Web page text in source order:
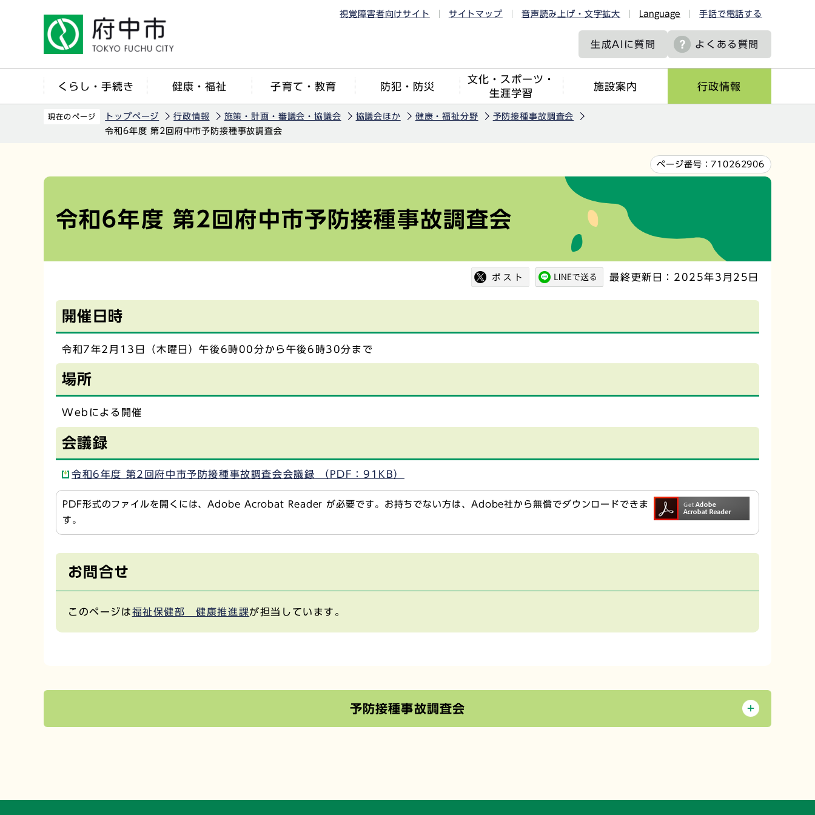
視覚障害者向けサイト サイトマップ 音声読み上げ・文字拡大 Language 手話で電話する
生成AIに質問 よくある質問
くらし・手続き 健康・福祉 子育て・教育 防犯・防災
文化・スポーツ・
生涯学習
施設案内 行政情報
現在のページ トップページ 行政情報 施策・計画・審議会・協議会 協議会ほか 健康・福祉分野
予防接種事故調査会
令和6年度 第2回府中市予防接種事故調査会
ページ番号： 710262906
令和6年度 第2回府中市予防接種事故調査会
最終更新日：2025年3月25日
開催日時
令和7年2月13日（木曜日）午後6時00分から午後6時30分まで
場所
Webによる開催
会議録
令和6年度 第2回府中市予防接種事故調査会会議録 （PDF：91KB）
PDF形式のファイルを開くには、Adobe Acrobat Reader が必要です。お持ちでない方は、Adobe社から無償でダウンロードできま
す。
お問合せ
このページは福祉保健部 健康推進課が担当しています。
予防接種事故調査会